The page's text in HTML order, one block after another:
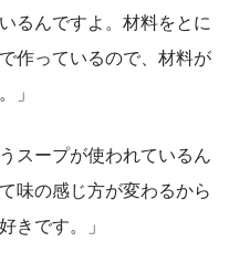
るんですよ。材料をとに
作っているので、材料が
」
スープが使われているん
味の感じ方が変わるから
きです。」